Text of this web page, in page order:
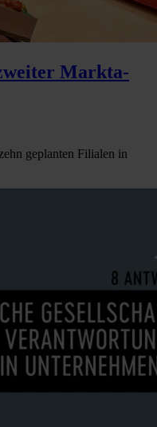
Markta-
geplanten Filialen in